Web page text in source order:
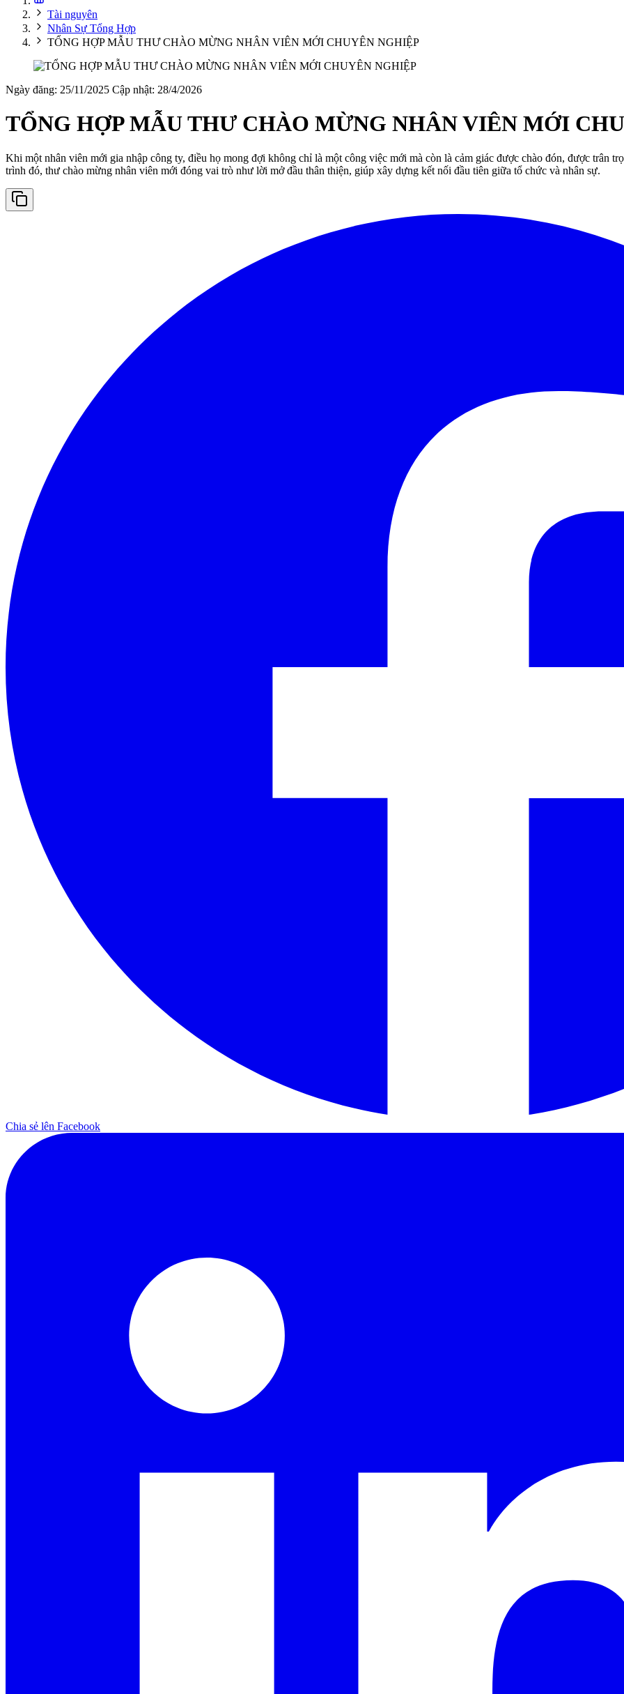
Tài nguyên
Nhân Sự Tổng Hợp
TỔNG HỢP MẪU THƯ CHÀO MỪNG NHÂN VIÊN MỚI CHUYÊN NGHIỆP
Ngày đăng: 25/11/2025 Cập nhật: 28/4/2026
TỔNG HỢP MẪU THƯ CHÀO MỪNG NHÂN VIÊN MỚI
Khi một nhân viên mới gia nhập công ty, điều họ mong đợi không chỉ là một công việc mới mà còn là cảm giác được chào đón, được trân
trình đó, thư chào mừng nhân viên mới đóng vai trò như lời mở đầu thân thiện, giúp xây dựng kết nối đầu tiên giữa tổ chức và nhân sự.
Chia sẻ lên Facebook